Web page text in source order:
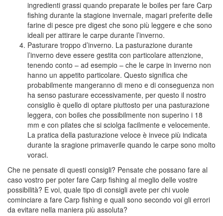
ingredienti grassi quando preparate le boiles per fare Carp
fishing durante la stagione invernale, magari preferite delle
farine di pesce pre digest che sono più leggere e che sono
ideali per attirare le carpe durante l’inverno.
Pasturare troppo d’inverno. La pasturazione durante
l’inverno deve essere gestita con particolare attenzione,
tenendo conto – ad esempio – che le carpe in inverno non
hanno un appetito particolare. Questo significa che
probabilmente mangeranno di meno e di conseguenza non
ha senso pasturare eccessivamente, per questo il nostro
consiglio è quello di optare piuttosto per una pasturazione
leggera, con boiles che possibilmente non superino i 18
mm e con pilates che si sciolga facilmente e velocemente.
La pratica della pasturazione veloce è invece più indicata
durante la sragione primaverile quando le carpe sono molto
voraci.
Che ne pensate di questi consigli? Pensate che possano fare al
caso vostro per poter fare Carp fishing al meglio delle vostre
possibilità? E voi, quale tipo di consigli avete per chi vuole
cominciare a fare Carp fishing e quali sono secondo voi gli errori
da evitare nella maniera più assoluta?